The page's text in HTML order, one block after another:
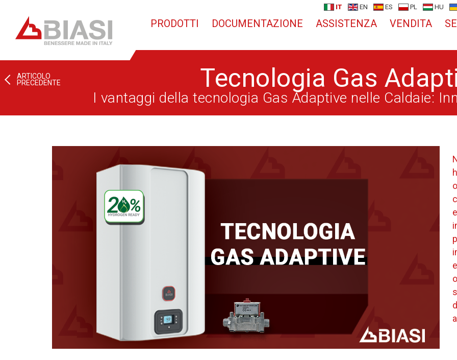
IT EN ES PL HU
PRODOTTI DOCUMENTAZIONE ASSISTENZA VENDITA
ARTICOLO
PRECEDENTE
Tecnologia Gas
I vantaggi della tecnologia Gas Adaptive nelle Caldaie: